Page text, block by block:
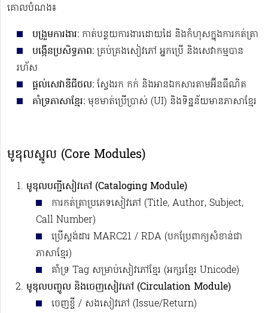
គោលបំណង៖
បង្រួមការងារ: កាត់បន្ថយការងារដោយដៃ និងកំហុសក្នុងការកត់ត្រា
បង្កើនប្រសិទ្ធភាព: គ្រប់គ្រងសៀវភៅ អ្នកប្រើ និងសេវាកម្មបាន
រហ័ស
ផ្តល់សេវាឌីជីថល: ស្វែងរក កក់ និងអានឯកសារតាមអ៊ីនធឺណិត
គាំទ្រភាសាខ្មែរ: មុខមាត់ប្រើប្រាស់ (UI) និងទិន្នន័យមានភាសាខ្មែរ
មូឌុលស្នូល (Core Modules)
មូឌុលបញ្ជីសៀវភៅ (Cataloging Module)
ការកត់ត្រាប្រភេទសៀវភៅ (Title, Author, Subject,
Call Number)
ប្រើស្តង់ដារ MARC21 / RDA (បកប្រែពាក្យសំខាន់ជា
ភាសាខ្មែរ)
គាំទ្រ Tag សម្រាប់សៀវភៅខ្មែរ (អក្សរខ្មែរ Unicode)
មូឌុលបញ្ចូល និងចេញសៀវភៅ (Circulation Module)
ចេញខ្ចី / សងសៀវភៅ (Issue/Return)